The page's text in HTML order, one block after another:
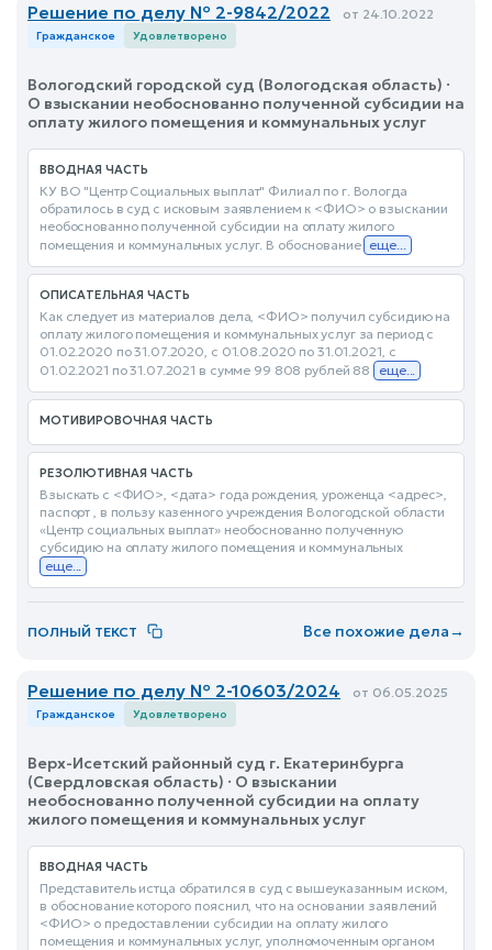
Решение по делу № 2-9842/2022 от 24.10.2022
Гражданское Удовлетворено
Вологодский городской суд (Вологодская область) ·
О взыскании необоснованно полученной субсидии на
оплату жилого помещения и коммунальных услуг
ВВОДНАЯ ЧАСТЬ
КУ ВО "Центр Социальных выплат" Филиал по г. Вологда
обратилось в суд с исковым заявлением к <ФИО> о взыскании
необоснованно полученной субсидии на оплату жилого
помещения и коммунальных услуг. В обоснование еще...
ОПИСАТЕЛЬНАЯ ЧАСТЬ
Как следует из материалов дела, <ФИО> получил субсидию на
оплату жилого помещения и коммунальных услуг за период с
01.02.2020 по 31.07.2020, с 01.08.2020 по 31.01.2021, с
01.02.2021 по 31.07.2021 в сумме 99 808 рублей 88
еще...
МОТИВИРОВОЧНАЯ ЧАСТЬ
РЕЗОЛЮТИВНАЯ ЧАСТЬ
Взыскать с <ФИО>, <дата> года рождения, уроженца <адрес>,
паспорт , в пользу казенного учреждения Вологодской области
«Центр социальных выплат» необоснованно полученную
субсидию на оплату жилого помещения и коммунальных
еще...
ПОЛНЫЙ ТЕКСТ Все похожие дела→
Решение по делу № 2-10603/2024 от 06.05.2025
Гражданское Удовлетворено
Верх-Исетский районный суд г. Екатеринбурга
(Свердловская область) · О взыскании
необоснованно полученной субсидии на оплату
жилого помещения и коммунальных услуг
ВВОДНАЯ ЧАСТЬ
Представитель истца обратился в суд с вышеуказанным иском,
в обоснование которого пояснил, что на основании заявлений
<ФИО> о предоставлении субсидии на оплату жилого
помещения и коммунальных услуг, уполномоченным органом